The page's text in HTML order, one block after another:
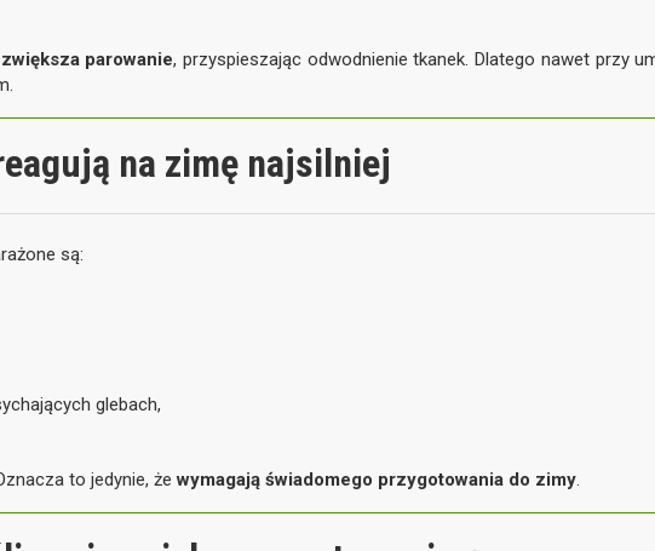
zwiększa parowanie, przyspieszając odwodnienie tkanek. Dlatego nawet przy
na zimę najsilniej
są:
glebach,
to jedynie, żewymagają świadomego przygotowania do zimy.